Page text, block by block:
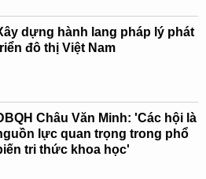
dựng hành lang pháp lý phát
đô thị Việt Nam
Châu Văn Minh: 'Các hội là
lực quan trọng trong phổ
tri thức khoa học'